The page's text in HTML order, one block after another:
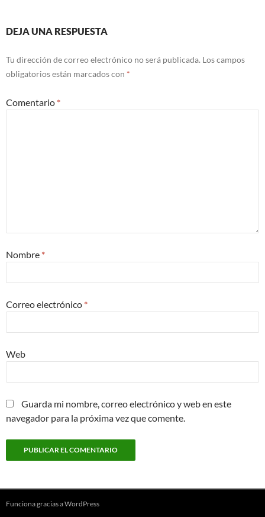
DEJA UNA RESPUESTA
Tu dirección de correo electrónico no será publicada. Los campos
obligatorios están marcados con *
Comentario *
Nombre *
Correo electrónico *
Web
Guarda mi nombre, correo electrónico y web en este
navegador para la próxima vez que comente.
Funciona gracias a WordPress